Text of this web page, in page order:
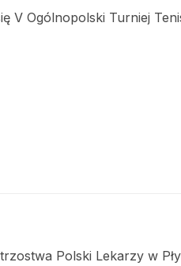
V Ogólnopolski Turniej
Polski Lekarzy w